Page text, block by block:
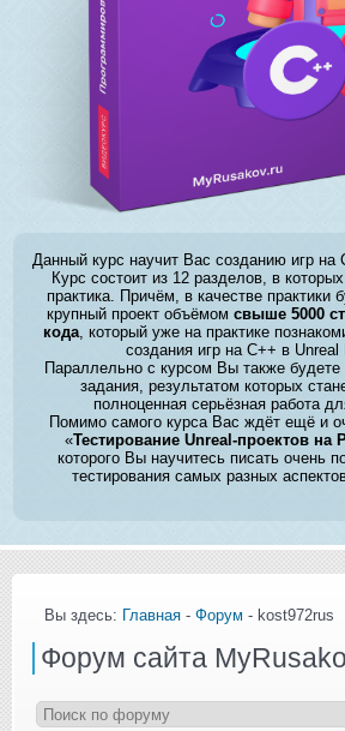
Данный курс научит Вас созданию игр на
Курс состоит из 12 разделов, в
практика. Причём, в качестве практики
крупный проект объёмом свыше 5000
кода, который уже на практике
создания игр на C++ в Unreal
Параллельно с курсом Вы также
задания, результатом которых
полноценная серьёзная работа
Помимо самого курса Вас ждёт ещё и
«Тестирование Unreal-проектов на
которого Вы научитесь писать очень
тестирования самых разных
Вы здесь: Главная - Форум - kost972rus
Форум сайта